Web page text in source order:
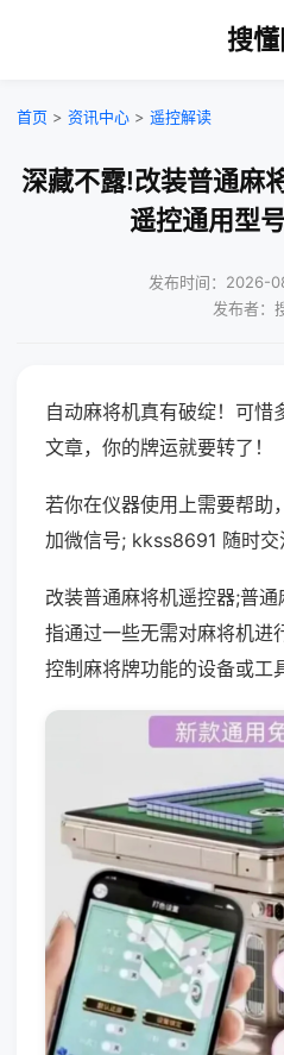
搜懂
首页 > 资讯中心 > 遥控解读
深藏不露!改装普通麻
遥控通用型
发布时间：2026-
发布者：
自动麻将机真有破绽！可惜
文章，你的牌运就要转了！
若你在仪器使用上需要帮助
加微信号; kkss8691 随时交
改装普通麻将机遥控器;普
指通过一些无需对麻将机进
控制麻将牌功能的设备或工